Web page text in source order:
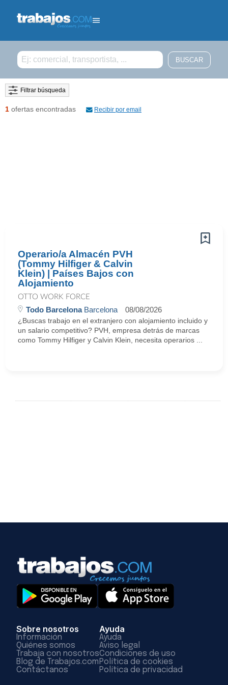
Filtrar búsqueda
1 ofertas encontradas Recibir por email
Operario/a Almacén PVH
(Tommy Hilfiger & Calvin
Klein) | Países Bajos con
Alojamiento
OTTO WORK FORCE
Todo BarcelonaBarcelona 08/08/2026
¿Buscas trabajo en el extranjero con alojamiento incluido y
un salario competitivo? PVH, empresa detrás de marcas
como Tommy Hilfiger y Calvin Klein, necesita operarios ...
Sobre nosotros
Información
Quiénes somos
Trabaja con nosotros
Blog de Trabajos.com
Contáctanos
Ayuda
Ayuda
Aviso legal
Condiciones de uso
Política de cookies
Política de privacidad